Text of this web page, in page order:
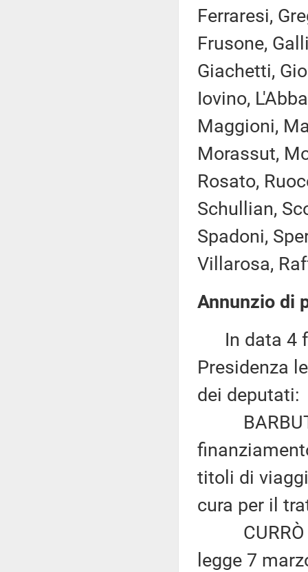
Ferraresi,
Frusone,
Giachetti,
Iovino,
Maggioni,
Morassut,
Rosato,
Schullian,
Spadoni,
Villarosa,
Annunzio di
In data 4
Presidenza
dei deputati:
titoli di
cura per il
CURRÒ
legge 7